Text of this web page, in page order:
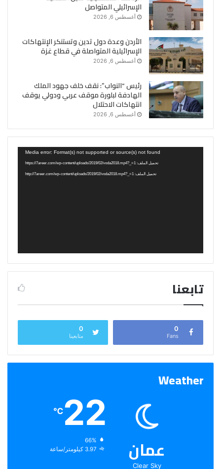
الإسرائيلي المتواصل
أغسطس 6, 2026
الأردن وعدة دول تدين وتستنكر الإنتهاكات
الإسرائيلية المتواصلة في قطاع غزة
أغسطس 6, 2026
رئيس “النواب”: نقف خلف جهود الملك
الهادفة لبلورة موقف عربي ودولي يوقف
انتهاكات الاحتلال
أغسطس 6, 2026
Media error: Format(s) not supported or source(s) not found
تحميل الملف: https://7areer.com/wp-content/uploads/2019/02/voda2018.mp4?_=1
تحميل الملف: http://7areer.com/wp-content/uploads/2019/02/voda2018.mp4?_=1
تابعنا
0
Fans
0
متابعينا
Weather
عمان
Clear Sky
22
℃
الرطوبة:
الرياح: